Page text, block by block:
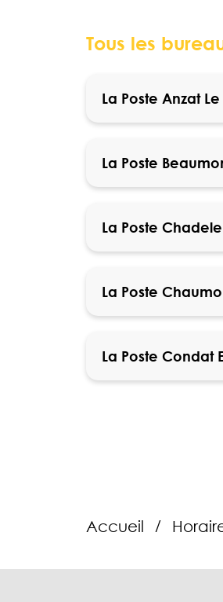
Tous les
La Poste Anzat
La Poste
La Poste
La Poste
La Poste Condat
Accueil